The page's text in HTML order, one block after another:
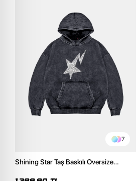
7
Shining Star Taş Baskılı Oversize